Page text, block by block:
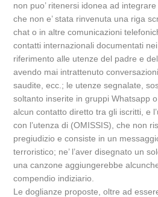
non puo’ ritenersi idonea ad integrare
che non e’ stata rinvenuta una riga
chat o in altre comunicazioni
contatti internazionali documentati
riferimento alle utenze del padre e
avendo mai intrattenuto
saudite, ecc.; le utenze segnalate,
soltanto inserite in gruppi Whatsapp
alcun contatto diretto tra gli iscritti, e
con l’utenza di (OMISSIS), che non
pregiudizio e consiste in un
terroristico; ne’ l’aver disegnato un
una canzone aggiungerebbe
compendio indiziario.
Le doglianze proposte, oltre ad